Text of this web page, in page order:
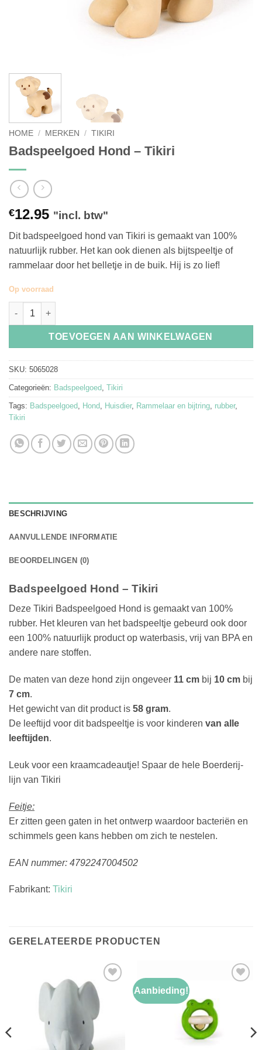
HOME / MERKEN / TIKIRI
Badspeelgoed Hond – Tikiri
€12.95 "incl. btw"
Dit badspeelgoed hond van Tikiri is gemaakt van 100%
natuurlijk rubber. Het kan ook dienen als bijtspeeltje of
rammelaar door het belletje in de buik. Hij is zo lief!
Op voorraad
Badspeelgoed Hond - Tikiri aantal
TOEVOEGEN AAN WINKELWAGEN
SKU: 5065028
Categorieën: Badspeelgoed Tikiri
Tags: Badspeelgoed Hond Huisdier, Rammelaar en bijtring rubber,
Tikiri
BESCHRIJVING
AANVULLENDE INFORMATIE
BEOORDELINGEN (0)
Badspeelgoed Hond – Tikiri
Deze Tikiri Badspeelgoed Hond is gemaakt van 100%
rubber. Het kleuren van het badspeeltje gebeurd ook door
een 100% natuurlijk product op waterbasis, vrij van BPA en
andere nare stoffen.
De maten van deze hond zijn ongeveer 11 cm bij 10 cm bij
7 cm.
Het gewicht van dit product is 58 gram.
De leeftijd voor dit badspeeltje is voor kinderen van alle
leeftijden.
Leuk voor een kraamcadeautje! Spaar de hele Boerderij-
lijn van Tikiri
Feitje:
Er zitten geen gaten in het ontwerp waardoor bacteriën en
schimmels geen kans hebben om zich te nestelen.
EAN nummer: 4792247004502
Fabrikant: Tikiri
GERELATEERDE PRODUCTEN
Toevoegen
aan
Aanbieding!
verlanglijst